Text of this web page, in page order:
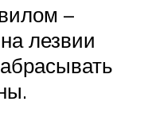
–
лезвии